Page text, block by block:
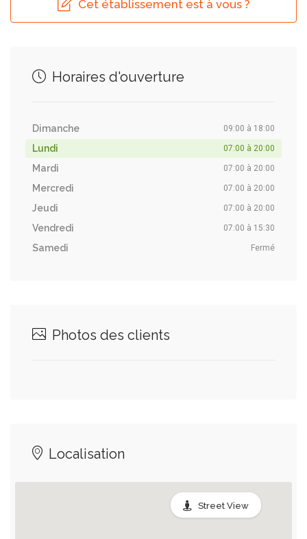
Cet établissement est à vous ?
Horaires d'ouverture
Dimanche 09:00 à 18:00
Lundi 07:00 à 20:00
Mardi 07:00 à 20:00
Mercredi 07:00 à 20:00
Jeudi 07:00 à 20:00
Vendredi 07:00 à 15:30
Samedi Fermé
Photos des clients
Localisation
Street View